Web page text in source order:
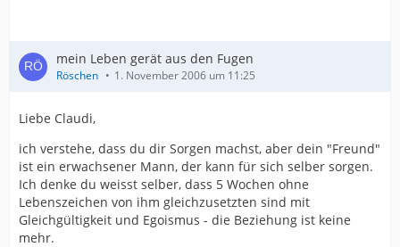
mein Leben gerät aus den Fugen
Röschen 1. November 2006 um 11:25
Liebe Claudi,
ich verstehe, dass du dir Sorgen machst, aber dein "Freund"
ist ein erwachsener Mann, der kann für sich selber sorgen.
Ich denke du weisst selber, dass 5 Wochen ohne
Lebenszeichen von ihm gleichzusetzten sind mit
Gleichgültigkeit und Egoismus - die Beziehung ist keine
mehr.